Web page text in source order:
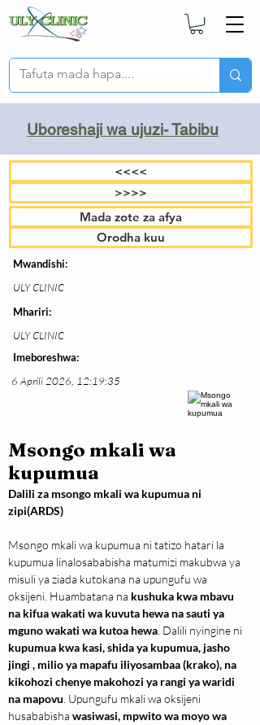
Uboreshaji wa ujuzi- Tabibu
<<<<
>>>>
Mada zote za afya
Orodha kuu
Mwandishi:
ULY CLINIC
Mhariri:
ULY CLINIC
Imeboreshwa:
6 Aprili 2026, 12:19:35
Msongo mkali wa
kupumua
Dalili za msongo mkali wa kupumua ni
zipi(ARDS)
Msongo mkali wa kupumua ni tatizo hatari la
kupumua linalosababisha matumizi makubwa ya
misuli ya ziada kutokana na upungufu wa
oksijeni. Huambatana na kushuka kwa mbavu
na kifua wakati wa kuvuta hewa na sauti ya
mguno wakati wa kutoa hewa . Dalili nyingine ni
kupumua kwa kasi, shida ya kupumua, jasho
jingi , milio ya mapafu iliyosambaa (krako), na
kikohozi chenye makohozi ya rangi ya waridi
na mapovu . Upungufu mkali wa oksijeni
husababisha wasiwasi, mpwito wa moyo wa